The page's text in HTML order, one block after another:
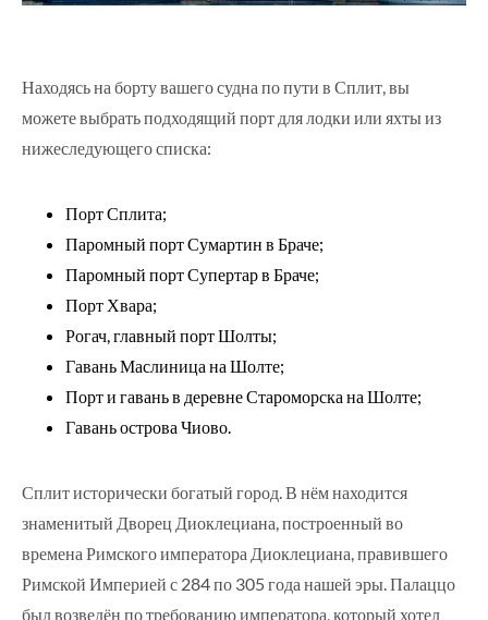
Находясь на борту вашего судна по пути в Сплит, вы
можете выбрать подходящий порт для лодки или яхты из
нижеследующего списка:
Порт Сплита;
Паромный порт Сумартин в Браче;
Паромный порт Супертар в Браче;
Порт Хвара;
Рогач, главный порт Шолты;
Гавань Маслиница на Шолте;
Порт и гавань в деревне Староморска на Шолте;
Гавань острова Чиово.
Сплит исторически богатый город. В нём находится
знаменитый Дворец Диоклециана, построенный во
времена Римского императора Диоклециана, правившего
Римской Империей с 284 по 305 года нашей эры. Палаццо
был возведён по требованию императора, который хотел